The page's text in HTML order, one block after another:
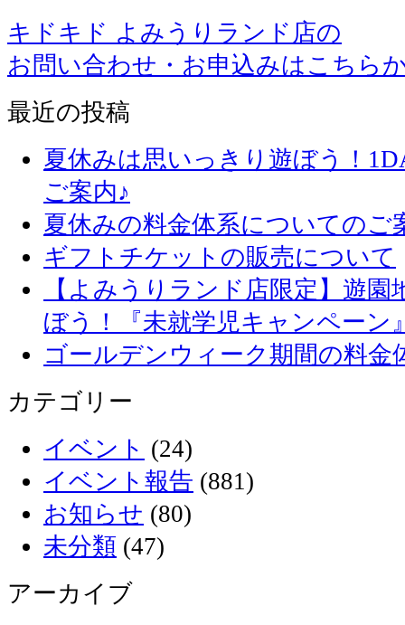
キドキド よみうりランド店の
お問い合わせ・お申込みはこちら
最近の投稿
夏休みは思いっきり遊ぼう！
ご案内♪
夏休みの料金体系についてのご
ギフトチケットの販売について
【よみうりランド店限定】遊
ぼう！『未就学児キャンペーン
ゴールデンウィーク期間の料金
カテゴリー
イベント (24)
イベント報告 (881)
お知らせ (80)
未分類 (47)
アーカイブ